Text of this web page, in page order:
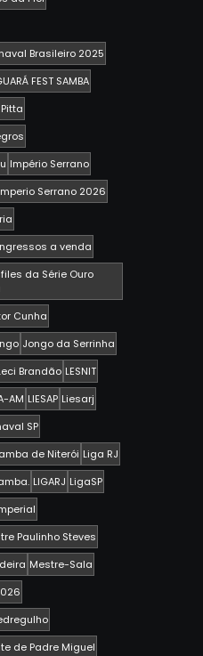
Brasileiro 2025
FEST SAMBA
Império Serrano
Serrano 2026
a venda
da Série Ouro
Cunha
Jongo da Serrinha
Brandão LESNIT
AM LIESAP Liesarj
SP
de Niterói Liga RJ
LIGARJ LigaSP
Paulinho Steves
Mestre-Sala
de Padre Miguel